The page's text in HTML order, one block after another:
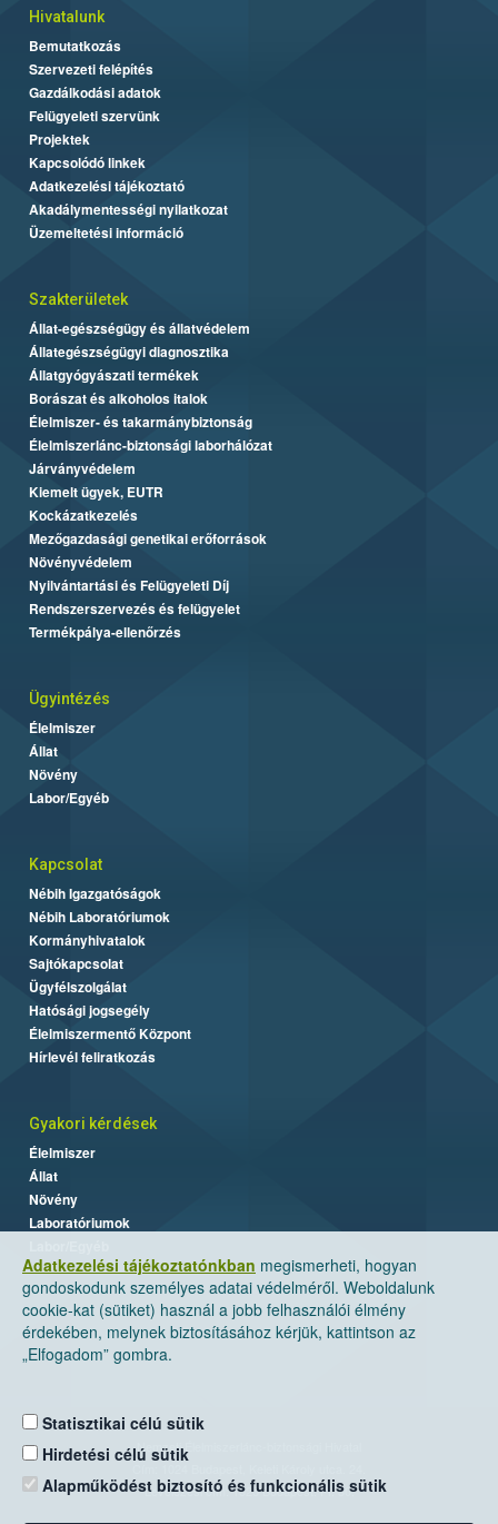
Adatkezelési tájékoztatónkban megismerheti, hogyan
gondoskodunk személyes adatai védelméről. Weboldalunk
cookie-kat (sütiket) használ a jobb felhasználói élmény
érdekében, melynek biztosításához kérjük, kattintson az
„Elfogadom” gombra.
Statisztikai célú sütik
Hirdetési célú sütik
Alapműködést biztosító és funkcionális sütik
Hivatalunk
Bemutatkozás
Szervezeti felépítés
Gazdálkodási adatok
Felügyeleti szervünk
Projektek
Kapcsolódó linkek
Adatkezelési tájékoztató
Akadálymentességi nyilatkozat
Üzemeltetési információ
Szakterületek
Állat-egészségügy és állatvédelem
Állategészségügyi diagnosztika
Állatgyógyászati termékek
Borászat és alkoholos italok
Élelmiszer- és takarmánybiztonság
Élelmiszerlánc-biztonsági laborhálózat
Járványvédelem
Kiemelt ügyek, EUTR
Kockázatkezelés
Mezőgazdasági genetikai erőforrások
Növényvédelem
Nyilvántartási és Felügyeleti Díj
Rendszerszervezés és felügyelet
Termékpálya-ellenőrzés
Ügyintézés
Élelmiszer
Állat
Növény
Labor/Egyéb
Kapcsolat
Nébih Igazgatóságok
Nébih Laboratóriumok
Kormányhivatalok
Sajtókapcsolat
Ügyfélszolgálat
Hatósági jogsegély
Élelmiszermentő Központ
Hírlevél feliratkozás
Gyakori kérdések
Élelmiszer
Állat
Növény
Laboratóriumok
Nemzeti Élelmiszerlánc-biztonsági Hivatal
Levelezési cím: 1525 Budapest. Pf. 30.